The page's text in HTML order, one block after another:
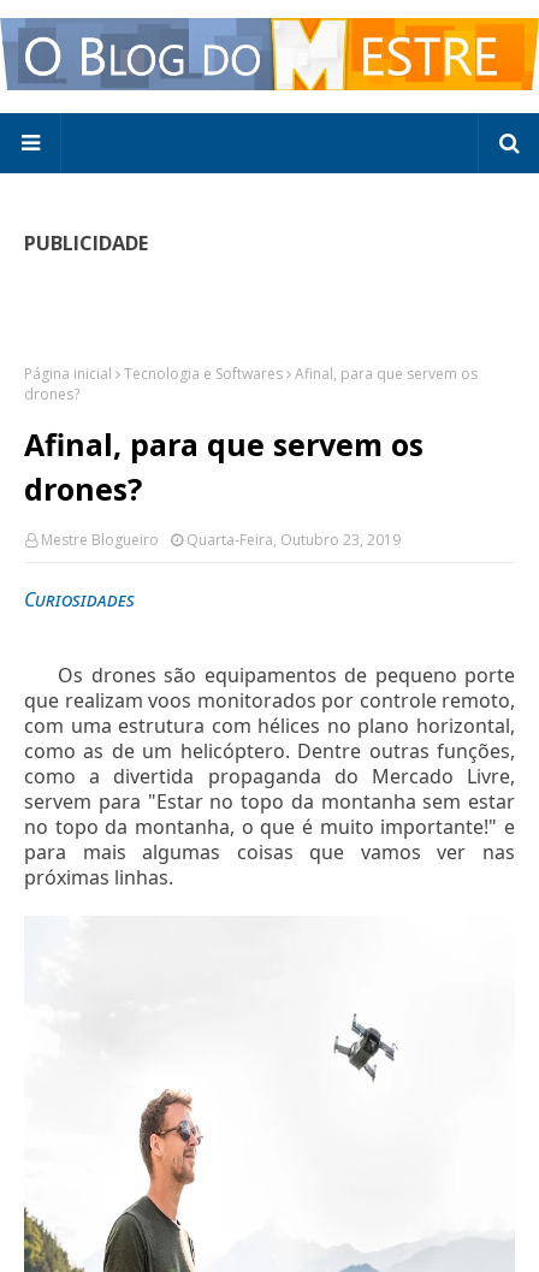
PUBLICIDADE
Página inicial Tecnologia e Softwares Afinal, para que servem os
drones?
Afinal, para que servem os
drones?
Mestre Blogueiro Quarta-Feira, Outubro 23, 2019
Curiosidades
Os drones são equipamentos de pequeno porte
que realizam voos monitorados por controle remoto,
com uma estrutura com hélices no plano horizontal,
como as de um helicóptero. Dentre outras funções,
como a divertida propaganda do Mercado Livre,
servem para "Estar no topo da montanha sem estar
no topo da montanha, o que é muito importante!" e
para mais algumas coisas que vamos ver nas
próximas linhas.